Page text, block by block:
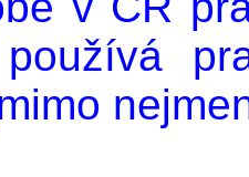
používá